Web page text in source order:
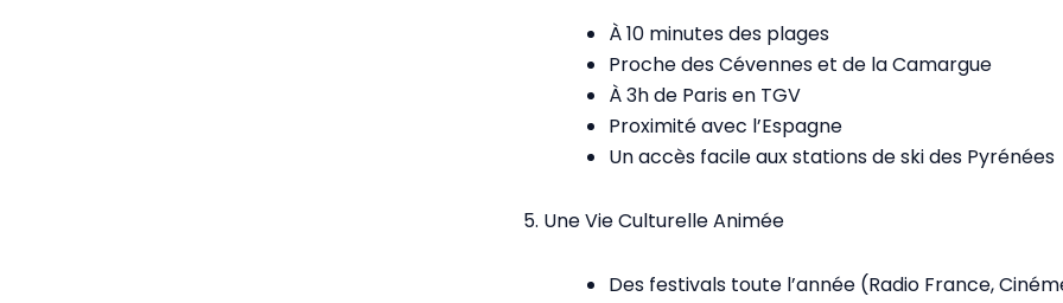
À 10 minutes des plages
Proche des Cévennes et de la Camargue
À 3h de Paris en TGV
Proximité avec l’Espagne
Un accès facile aux stations de ski des Pyrénées
5. Une Vie Culturelle Animée
Des festivals toute l’année (Radio France,